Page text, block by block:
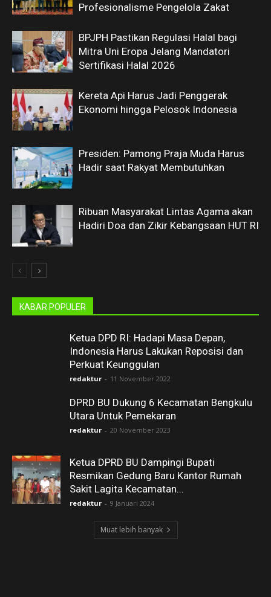
Profesionalisme Pengelola Zakat
BPJPH Pastikan Regulasi Halal bagi
Mitra Uni Eropa Jelang Mandatori
Sertifikasi Halal 2026
Kereta Api Harus Jadi Penggerak
Ekonomi hingga Pelosok Indonesia
Presiden: Pamong Praja Muda Harus
Hadir saat Rakyat Membutuhkan
Ribuan Masyarakat Lintas Agama akan
Hadiri Doa dan Zikir Kebangsaan HUT RI
KABAR POPULER
Ketua DPD RI: Hadapi Masa Depan,
Indonesia Harus Lakukan Reposisi dan
Perkuat Keunggulan
redaktur - 11 November 2022
DPRD BU Dukung 6 Kecamatan Bengkulu
Utara Untuk Pemekaran
redaktur - 20 November 2023
Ketua DPRD BU Dampingi Bupati
Resmikan Gedung Baru Kantor Rumah
Sakit Lagita Kecamatan...
redaktur - 9 Januari 2024
Muat lebih banyak